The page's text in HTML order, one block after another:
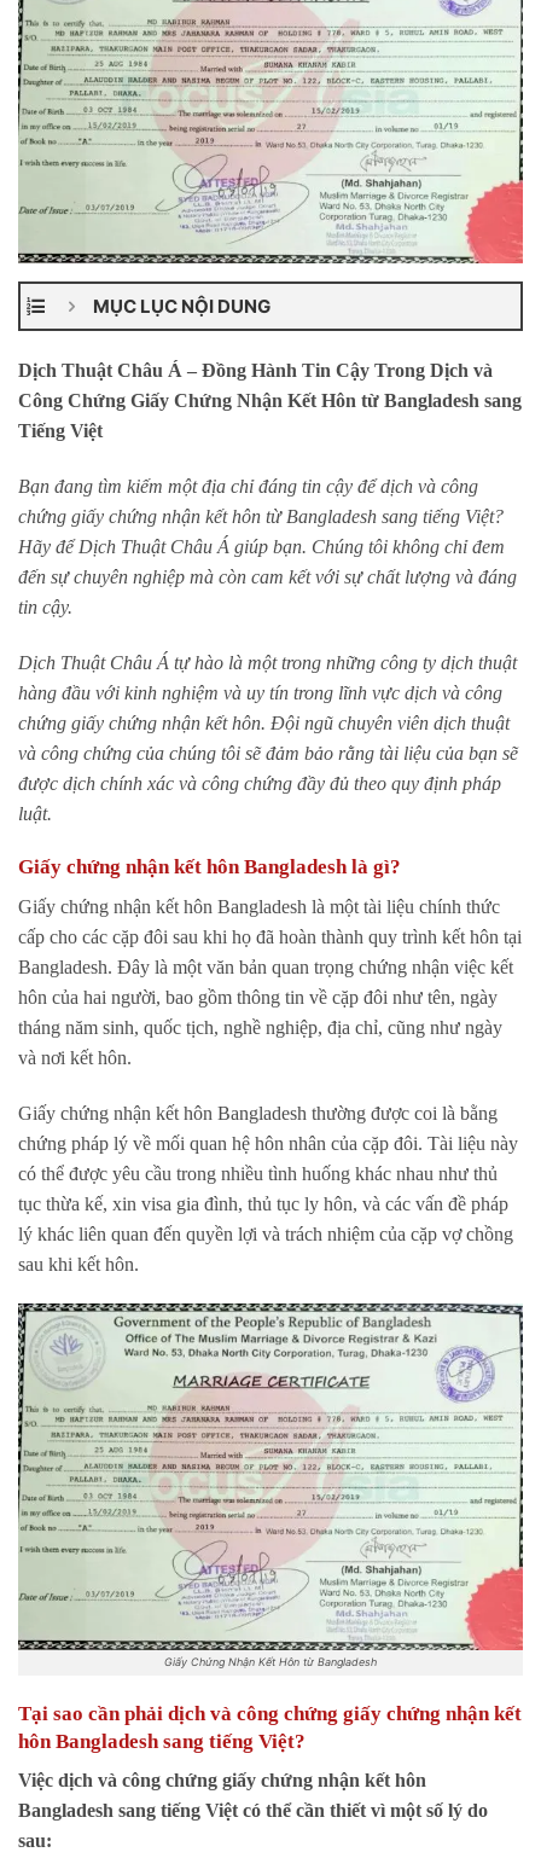
MỤC LỤC NỘI DUNG
Dịch Thuật Châu Á – Đồng Hành Tin Cậy Trong Dịch và
Công Chứng Giấy Chứng Nhận Kết Hôn từ Bangladesh sang
Tiếng Việt
Bạn đang tìm kiếm một địa chỉ đáng tin cậy để dịch và công
chứng giấy chứng nhận kết hôn từ Bangladesh sang tiếng Việt?
Hãy để Dịch Thuật Châu Á giúp bạn. Chúng tôi không chỉ đem
đến sự chuyên nghiệp mà còn cam kết với sự chất lượng và đáng
tin cậy.
Dịch Thuật Châu Á tự hào là một trong những công ty dịch thuật
hàng đầu với kinh nghiệm và uy tín trong lĩnh vực dịch và công
chứng giấy chứng nhận kết hôn. Đội ngũ chuyên viên dịch thuật
và công chứng của chúng tôi sẽ đảm bảo rằng tài liệu của bạn sẽ
được dịch chính xác và công chứng đầy đủ theo quy định pháp
luật.
Giấy chứng nhận kết hôn Bangladesh là gì?
Giấy chứng nhận kết hôn Bangladesh là một tài liệu chính thức
cấp cho các cặp đôi sau khi họ đã hoàn thành quy trình kết hôn tại
Bangladesh. Đây là một văn bản quan trọng chứng nhận việc kết
hôn của hai người, bao gồm thông tin về cặp đôi như tên, ngày
tháng năm sinh, quốc tịch, nghề nghiệp, địa chỉ, cũng như ngày
và nơi kết hôn.
Giấy chứng nhận kết hôn Bangladesh thường được coi là bằng
chứng pháp lý về mối quan hệ hôn nhân của cặp đôi. Tài liệu này
có thể được yêu cầu trong nhiều tình huống khác nhau như thủ
tục thừa kế, xin visa gia đình, thủ tục ly hôn, và các vấn đề pháp
lý khác liên quan đến quyền lợi và trách nhiệm của cặp vợ chồng
sau khi kết hôn.
Giấy Chứng Nhận Kết Hôn từ Bangladesh
Tại sao cần phải dịch và công chứng giấy chứng nhận kết
hôn Bangladesh sang tiếng Việt?
Việc dịch và công chứng giấy chứng nhận kết hôn
Bangladesh sang tiếng Việt có thể cần thiết vì một số lý do
sau: